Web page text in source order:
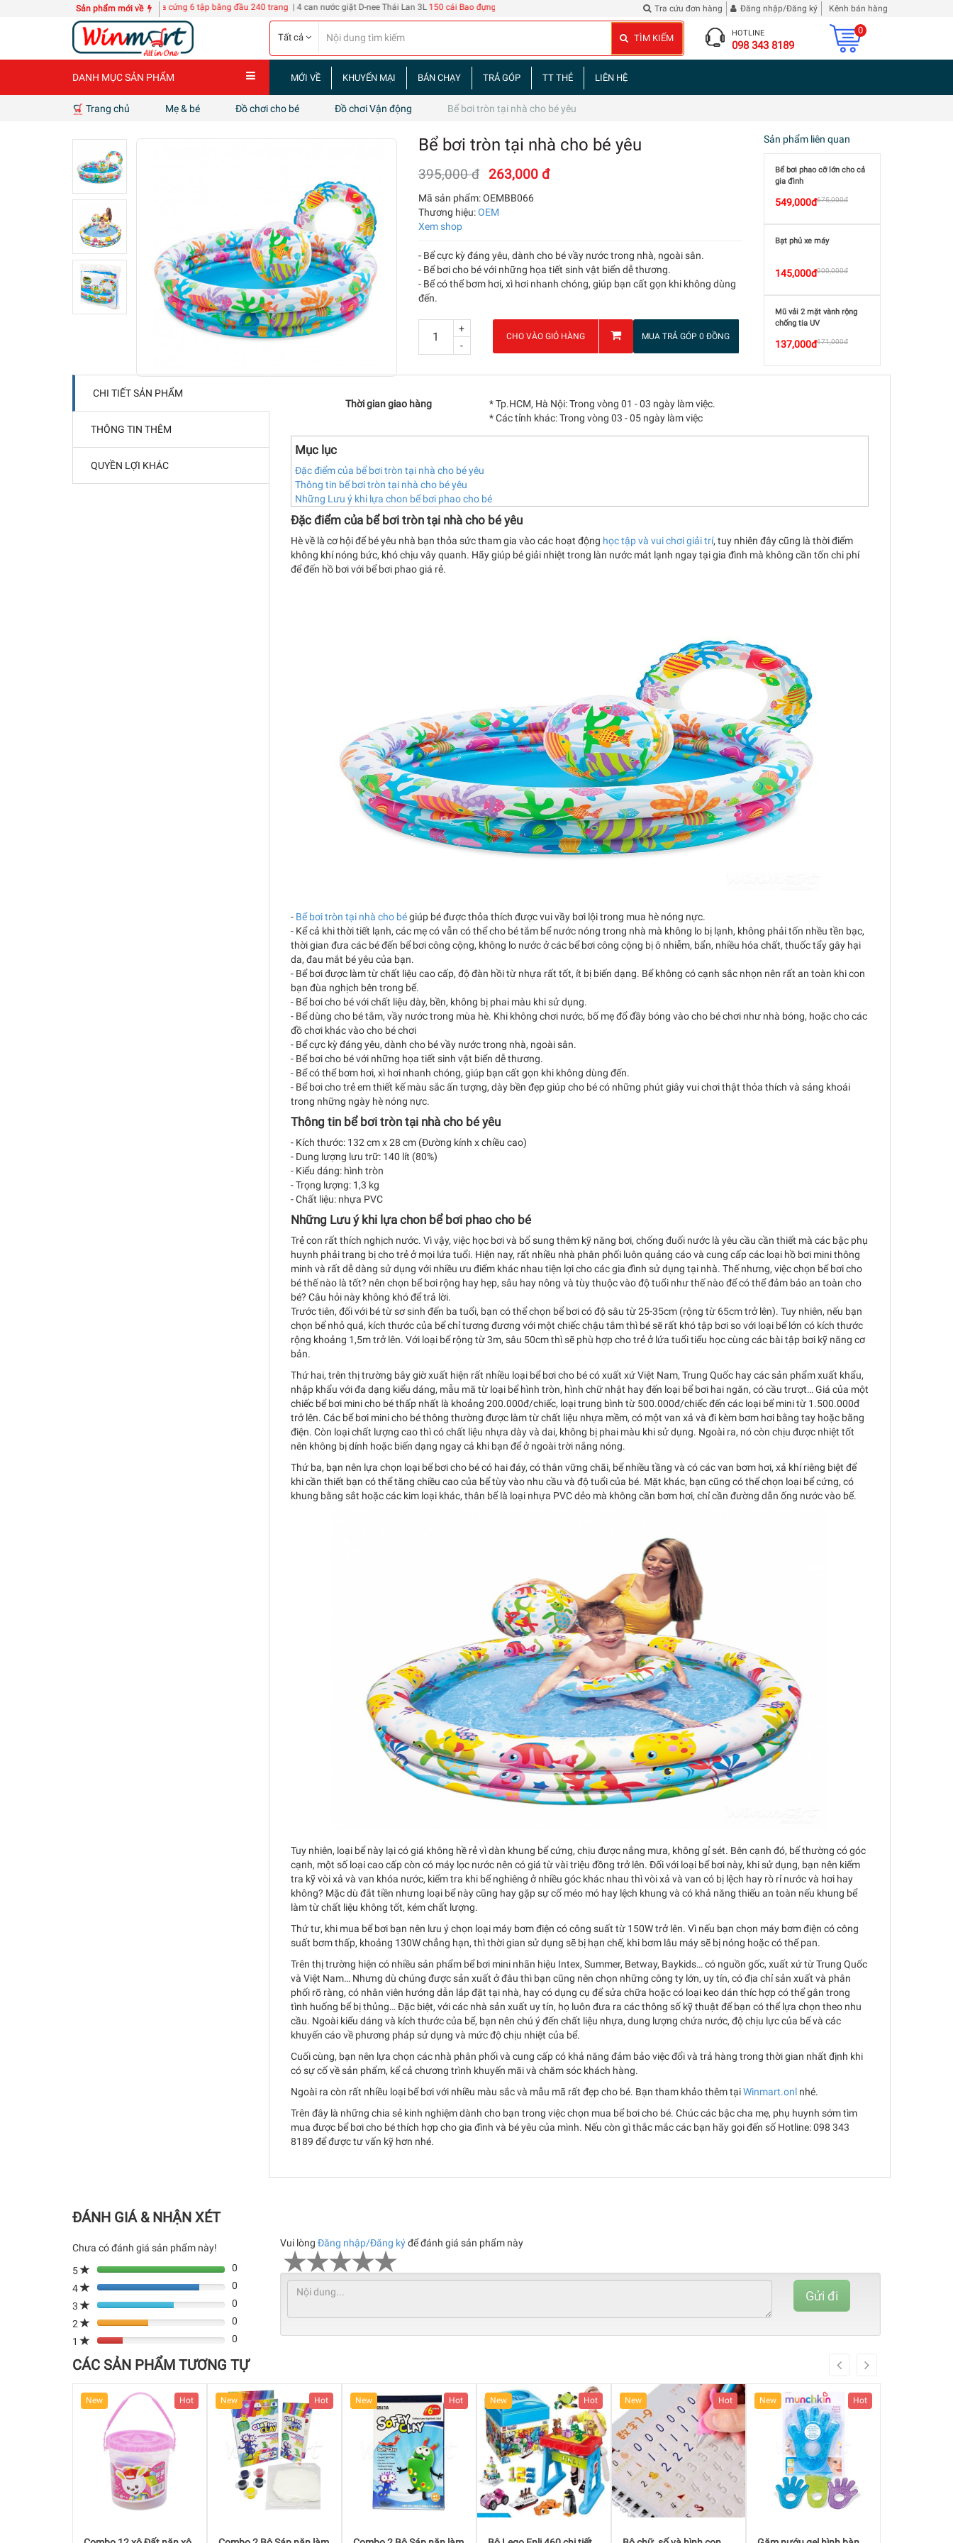
Sản phẩm mới về
10 quyển Sổ A3 bìa cứng 6 tập bằng đầu 240 trang | 4 can nước giặt D-nee Thái Lan 3L150 cái Bao đựng thẻ nhân viên 108 | 60 tập truyện tranh Tam Quốc Diễn NghĩaĐừng phê bình tôi | 2 chai Rượu Vang Hibiscus Roselle
Tra cứu đơn hàng Đăng nhập/Đăng ký Kênh bán hàng
Tất cả TÌM KIẾM HOTLINE
098 343 8189
0
DANH MỤC SẢN PHẨM MỚI VỀ KHUYẾN MẠI BÁN CHẠY TRẢ GÓP TT THẺ LIÊN HỆ
Trang chủ Mẹ & bé Đồ chơi cho bé Đồ chơi Vận động Bể bơi tròn tại nhà cho bé yêu
Bể bơi tròn tại nhà cho bé yêu
395,000 đ 263,000 đ
Mã sản phẩm:OEMBB066
Thương hiệu:OEM
Xem shop
- Bể cực kỳ đáng yêu, dành cho bé vầy nước trong nhà, ngoài sân.
- Bể bơi cho bé với những họa tiết sinh vật biển dễ thương.
- Bể có thể bơm hơi, xì hơi nhanh chóng, giúp bạn cất gọn khi không dùng
đến.
+
-
CHO VÀO GIỎ HÀNG MUA TRẢ GÓP 0 ĐỒNG
Sản phẩm liên quan
Bể bơi phao cỡ lớn cho cả
gia đình
549,000đ675,000đ
Bạt phủ xe máy
145,000đ200,000đ
Mũ vải 2 mặt vành rộng
chống tia UV
137,000đ171,000đ
CHI TIẾT SẢN PHẨM
THÔNG TIN THÊM
QUYỀN LỢI KHÁC
Thời gian giao hàng
* Tp.HCM, Hà Nội: Trong vòng 01 - 03 ngày làm việc.
* Các tỉnh khác: Trong vòng 03 - 05 ngày làm việc
Mục lục
Đặc điểm của bể bơi tròn tại nhà cho bé yêu
Thông tin bể bơi tròn tại nhà cho bé yêu
Những Lưu ý khi lựa chon bể bơi phao cho bé
Đặc điểm của bể bơi tròn tại nhà cho bé yêu
Hè về là cơ hội để bé yêu nhà bạn thỏa sức tham gia vào các hoạt động học tập và vui chơi giải trí, tuy nhiên đây cũng là thời điểm
không khí nóng bức, khó chịu vây quanh. Hãy giúp bé giải nhiệt trong làn nước mát lạnh ngay tại gia đình mà không cần tốn chi phí
để đến hồ bơi với bể bơi phao giá rẻ.
- Bể bơi tròn tại nhà cho bégiúp bé được thỏa thích được vui vầy bơi lội trong mua hè nóng nực.
- Kể cả khi thời tiết lạnh, các mẹ có vẫn có thể cho bé tắm bể nước nóng trong nhà mà không lo bị lạnh, không phải tốn nhều tền bạc,
thời gian đưa các bé đến bể bơi công cộng, không lo nước ở các bể bơi công cộng bị ô nhiễm, bẩn, nhiều hóa chất, thuốc tẩy gây hại
da, đau mắt bé yêu của bạn.
- Bể bơi được làm từ chất liệu cao cấp, độ đàn hồi từ nhựa rất tốt, ít bị biến dạng. Bể không có cạnh sắc nhọn nên rất an toàn khi con
bạn đùa nghịch bên trong bể.
- Bể bơi cho bé với chất liệu dày, bền, không bị phai màu khi sử dụng.
- Bể dùng cho bé tắm, vầy nước trong mùa hè. Khi không chơi nước, bố mẹ đổ đầy bóng vào cho bé chơi như nhà bóng, hoặc cho các
đồ chơi khác vào cho bé chơi
- Bể cực kỳ đáng yêu, dành cho bé vầy nước trong nhà, ngoài sân.
- Bể bơi cho bé với những họa tiết sinh vật biển dễ thương.
- Bể có thể bơm hơi, xì hơi nhanh chóng, giúp bạn cất gọn khi không dùng đến.
- Bể bơi cho trẻ em thiết kế màu sắc ấn tượng, dày bền đẹp giúp cho bé có những phút giây vui chơi thật thỏa thích và sảng khoái
trong những ngày hè nóng nực.
Thông tin bể bơi tròn tại nhà cho bé yêu
- Kích thước: 132 cm x 28 cm (Đường kính x chiều cao)
- Dung lượng lưu trữ: 140 lít (80%)
- Kiểu dáng: hình tròn
- Trọng lượng: 1,3 kg
- Chất liệu: nhựa PVC
Những Lưu ý khi lựa chon bể bơi phao cho bé
Trẻ con rất thích nghịch nước. Vì vậy, việc học bơi và bổ sung thêm kỹ năng bơi, chống đuối nước là yêu cầu cần thiết mà các bậc phụ
huynh phải trang bị cho trẻ ở mọi lứa tuổi. Hiện nay, rất nhiều nhà phân phối luôn quảng cáo và cung cấp các loại hồ bơi mini thông
minh và rất dễ dàng sử dụng với nhiều ưu điểm khác nhau tiện lợi cho các gia đình sử dụng tại nhà. Thế nhưng, việc chọn bể bơi cho
bé thế nào là tốt? nên chọn bể bơi rộng hay hẹp, sâu hay nông và tùy thuộc vào độ tuổi như thế nào để có thể đảm bảo an toàn cho
bé? Câu hỏi này không khó để trả lời.
Trước tiên, đối với bé từ sơ sinh đến ba tuổi, bạn có thể chọn bể bơi có độ sâu từ 25-35cm (rộng từ 65cm trở lên). Tuy nhiên, nếu bạn
chọn bể nhỏ quá, kích thước của bể chỉ tương đương với một chiếc chậu tắm thì bé sẽ rất khó tập bơi so với loại bể lớn có kích thước
rộng khoảng 1,5m trở lên. Với loại bể rộng từ 3m, sâu 50cm thì sẽ phù hợp cho trẻ ở lứa tuổi tiểu học cùng các bài tập bơi kỹ năng cơ
bản.
Thứ hai, trên thị trường bây giờ xuất hiện rất nhiều loại bể bơi cho bé có xuất xứ Việt Nam, Trung Quốc hay các sản phẩm xuất khẩu,
nhập khẩu với đa dạng kiểu dáng, mẫu mã từ loại bể hình tròn, hình chữ nhật hay đến loại bể bơi hai ngăn, có cầu trượt… Giá của một
chiếc bể bơi mini cho bé thấp nhất là khoảng 200.000đ/chiếc, loại trung bình từ 500.000đ/chiếc đến các loại bể mini từ 1.500.000đ
trở lên. Các bể bơi mini cho bé thông thường được làm từ chất liệu nhựa mềm, có một van xả và đi kèm bơm hơi bằng tay hoặc bằng
điện. Còn loại chất lượng cao thì có chất liệu nhựa dày và dai, không bị phai màu khi sử dụng. Ngoài ra, nó còn chịu được nhiệt tốt
nên không bị dính hoặc biến dạng ngay cả khi bạn để ở ngoài trời nắng nóng.
Thứ ba, bạn nên lựa chọn loại bể bơi cho bé có hai đáy, có thân vững chãi, bể nhiều tầng và có các van bơm hơi, xả khí riêng biệt để
khi cần thiết bạn có thể tăng chiều cao của bể tùy vào nhu cầu và độ tuổi của bé. Mặt khác, bạn cũng có thể chọn loại bể cứng, có
khung bằng sắt hoặc các kim loại khác, thân bể là loại nhựa PVC dẻo mà không cần bơm hơi, chỉ cần đường dẫn ống nước vào bể.
Tuy nhiên, loại bể này lại có giá không hề rẻ vì dàn khung bể cứng, chịu được nắng mưa, không gỉ sét. Bên cạnh đó, bể thường có góc
cạnh, một số loại cao cấp còn có máy lọc nước nên có giá từ vài triệu đồng trở lên. Đối với loại bể bơi này, khi sử dụng, bạn nên kiểm
tra kỹ vòi xả và van khóa nước, kiểm tra khi bể nghiêng ở nhiều góc khác nhau thì vòi xả và van có bị lệch hay rò rỉ nước và hơi hay
không? Mặc dù đắt tiền nhưng loại bể này cũng hay gặp sự cố méo mó hay lệch khung và có khả năng thiếu an toàn nếu khung bể
làm từ chất liệu không tốt, kém chất lượng.
Thứ tư, khi mua bể bơi bạn nên lưu ý chọn loại máy bơm điện có công suất từ 150W trở lên. Vì nếu bạn chọn máy bơm điện có công
suất bơm thấp, khoảng 130W chẳng hạn, thì thời gian sử dụng sẽ bị hạn chế, khi bơm lâu máy sẽ bị nóng hoặc có thể pan.
Trên thị trường hiện có nhiều sản phẩm bể bơi mini nhãn hiệu Intex, Summer, Betway, Baykids… có nguồn gốc, xuất xứ từ Trung Quốc
và Việt Nam… Nhưng dù chúng được sản xuất ở đâu thì bạn cũng nên chọn những công ty lớn, uy tín, có địa chỉ sản xuất và phân
phối rõ ràng, có nhân viên hướng dẫn lắp đặt tại nhà, hay có dụng cụ để sửa chữa hoặc có loại keo dán thíc hợp có thể gắn trong
tình huống bể bị thủng… Đặc biệt, với các nhà sản xuất uy tín, họ luôn đưa ra các thông số kỹ thuật để bạn có thể lựa chọn theo nhu
cầu. Ngoài kiểu dáng và kích thước của bể, bạn nên chú ý đến chất liệu nhựa, dung lượng chứa nước, độ chịu lực của bể và các
khuyến cáo về phương pháp sử dụng và mức độ chịu nhiệt của bể.
Cuối cùng, bạn nên lựa chọn các nhà phân phối và cung cấp có khả năng đảm bảo việc đổi và trả hàng trong thời gian nhất định khi
có sự cố về sản phẩm, kể cả chương trình khuyến mãi và chăm sóc khách hàng.
Ngoài ra còn rất nhiều loại bể bơi với nhiều màu sắc và mẫu mã rất đẹp cho bé. Bạn tham khảo thêm tạiWinmart.onlnhé.
Trên đây là những chia sẻ kinh nghiệm dành cho bạn trong việc chọn mua bể bơi cho bé. Chúc các bậc cha mẹ, phụ huynh sớm tìm
mua được bể bơi cho bé thích hợp cho gia đình và bé yêu của mình. Nếu còn gì thắc mắc các bạn hãy gọi đến số Hotline: 098 343
8189 để được tư vấn kỹ hơn nhé.
ĐÁNH GIÁ & NHẬN XÉT
Chưa có đánh giá sản phẩm này!
5
80%
0
4
80%
Complete
(danger)
0
3
80%
Complete
(danger)
0
2
80%
Complete
0
1
80%
Complete
(danger)
0
Vui lòng Đăng nhập/Đăng kýđể đánh giá sản phẩm này
Gửi đi
CÁC SẢN PHẨM TƯƠNG TỰ
New Hot New Hot New Hot New Hot New Hot New Hot